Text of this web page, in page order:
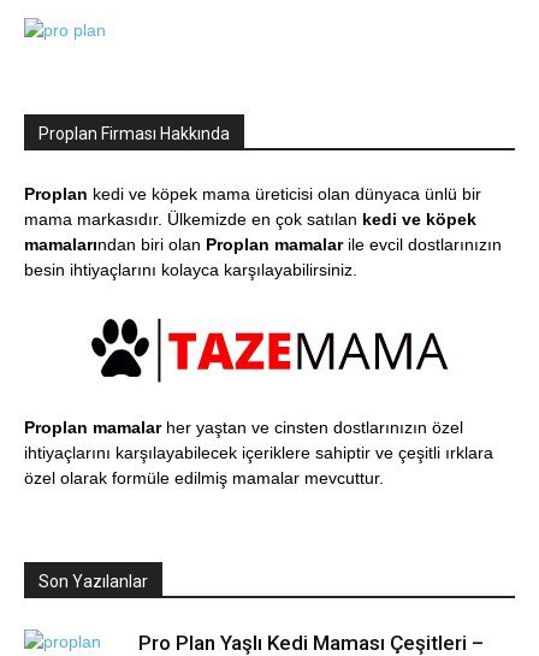
Proplan Firması Hakkında
Proplan kedi ve köpek mama üreticisi olan dünyaca ünlü bir
mama markasıdır. Ülkemizde en çok satılan kedi ve köpek
mamalarından biri olan Proplan mamalarile evcil dostlarınızın
besin ihtiyaçlarını kolayca karşılayabilirsiniz.
Proplan mamalarher yaştan ve cinsten dostlarınızın özel
ihtiyaçlarını karşılayabilecek içeriklere sahiptir ve çeşitli ırklara
özel olarak formüle edilmiş mamalar mevcuttur.
Son Yazılanlar
Pro Plan Yaşlı Kedi Maması Çeşitleri –